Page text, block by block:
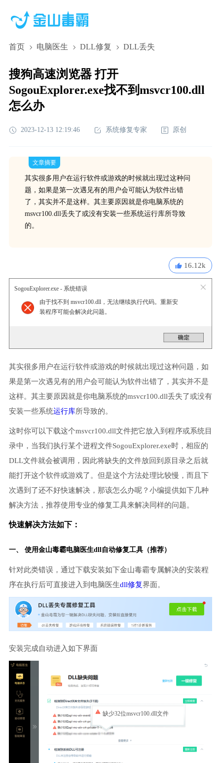
首页 电脑医生 DLL修复 DLL丢失
搜狗高速浏览器 打开
SogouExplorer.exe找不到msvcr100.dll
怎么办
2023-12-13 12:19:46 系统修复专家 原创
文章摘要
其实很多用户在运行软件或游戏的时候就出现过这种问
题，如果是第一次遇见有的用户会可能认为软件出错
了，其实并不是这样。其主要原因就是你电脑系统的
msvcr100.dll丢失了或没有安装一些系统运行库所导致
的。
16.12k
SogouExplorer.exe - 系统错误
由于找不到 msvcr100.dll，无法继续执行代码。重新安
装程序可能会解决此问题。
其实很多用户在运行软件或游戏的时候就出现过这种问题，如
果是第一次遇见有的用户会可能认为软件出错了，其实并不是
这样。其主要原因就是你电脑系统的msvcr100.dll丢失了或没有
安装一些系统运行库所导致的。
这时你可以下载这个msvcr100.dll文件把它放入到程序或系统目
录中，当我们执行某个进程文件SogouExplorer.exe时，相应的
DLL文件就会被调用，因此将缺失的文件放回到原目录之后就
能打开这个软件或游戏了。但是这个方法处理比较慢，而且下
次遇到了还不好快速解决，那该怎么办呢？小编提供如下几种
解决方法，推荐使用专业的修复工具来解决同样的问题。
快速解决方法如下：
一、 使用金山毒霸电脑医生dll自动修复工具（推荐）
针对此类错误，通过下载安装如下金山毒霸专属解决的安装程
序在执行后可直接进入到电脑医生dll修复界面。
安装完成自动进入如下界面
缺少32位msvcr100.dll文件